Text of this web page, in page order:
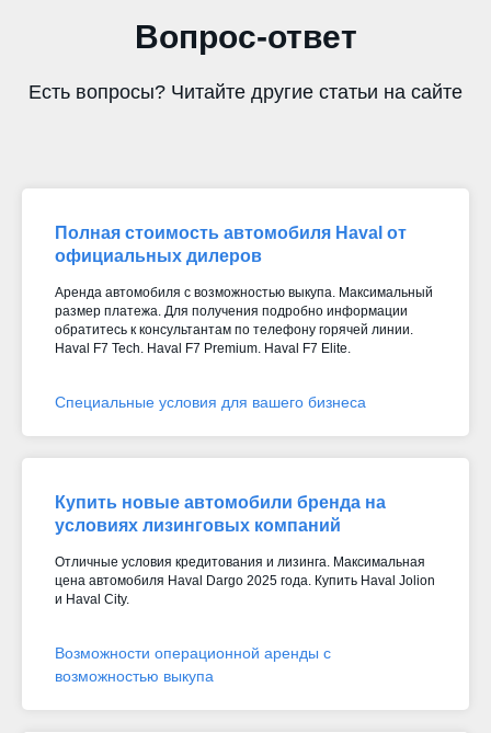
Вопрос-ответ
Есть вопросы? Читайте другие статьи на сайте
Полная стоимость автомобиля Haval от
официальных дилеров
Аренда автомобиля с возможностью выкупа. Максимальный
размер платежа. Для получения подробно информации
обратитесь к консультантам по телефону горячей линии.
Haval F7 Tech. Haval F7 Premium. Haval F7 Elite.
Специальные условия для вашего бизнеса
Купить новые автомобили бренда на
условиях лизинговых компаний
Отличные условия кредитования и лизинга. Максимальная
цена автомобиля Haval Dargo 2025 года. Купить Haval Jolion
и Haval City.
Возможности операционной аренды с
возможностью выкупа